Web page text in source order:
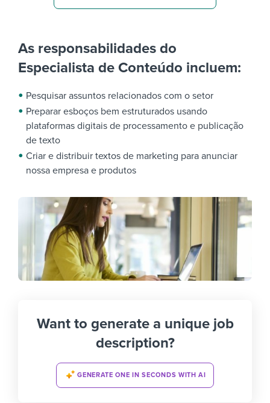
As responsabilidades do
Especialista de Conteúdo incluem:
Pesquisar assuntos relacionados com o setor
Preparar esboços bem estruturados usando
plataformas digitais de processamento e publicação
de texto
Criar e distribuir textos de marketing para anunciar
nossa empresa e produtos
Want to generate a unique job
description?
GENERATE ONE IN SECONDS WITH AI